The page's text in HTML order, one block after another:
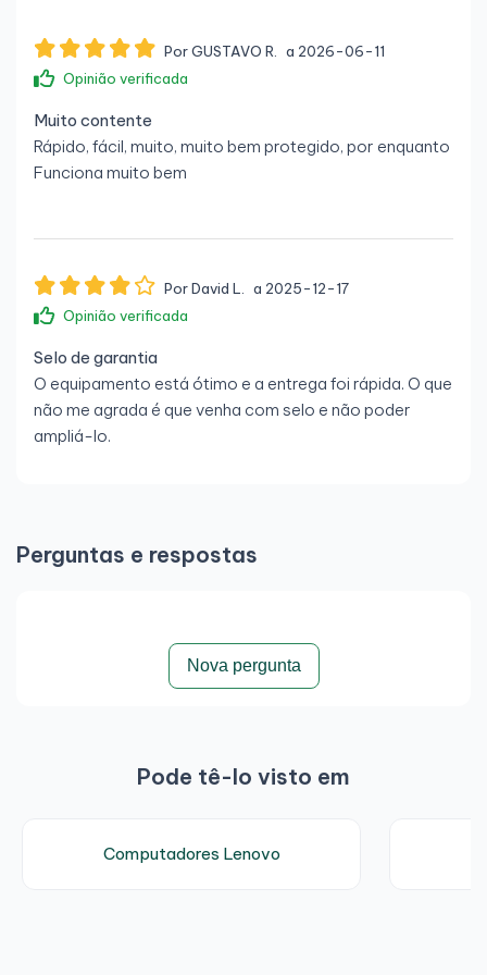
Peso e dimensões
Peso:
22,2 kg
Por GUSTAVO R.
a 2026-06-11
Opinião verificada
Muito contente
Rápido, fácil, muito, muito bem protegido, por enquanto
Funciona muito bem
Por David L.
a 2025-12-17
Opinião verificada
Selo de garantia
O equipamento está ótimo e a entrega foi rápida. O que
não me agrada é que venha com selo e não poder
ampliá-lo.
Perguntas e respostas
Nova pergunta
Pode tê-lo visto em
Computadores Lenovo